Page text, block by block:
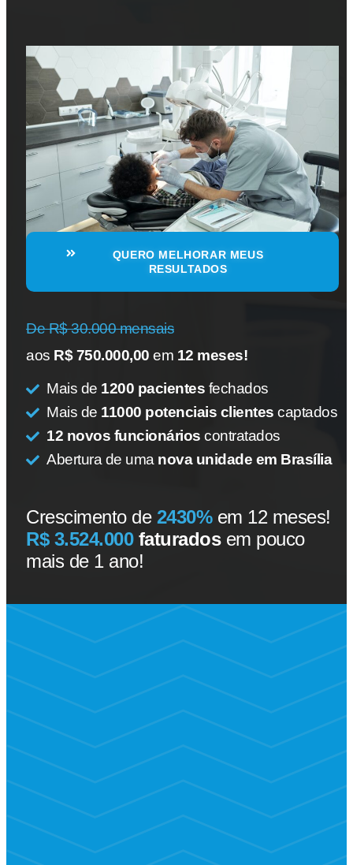
QUERO MELHORAR MEUS
RESULTADOS
De R$ 30.000 mensais
aos R$ 750.000,00 em 12 meses!
Mais de 1200 pacientes fechados
Mais de 11000 potenciais clientes captados
12 novos funcionários contratados
Abertura de uma nova unidade em Brasília
Crescimento de 2430%em 12 meses!
R$ 3.524.000faturadosem pouco
mais de 1 ano!